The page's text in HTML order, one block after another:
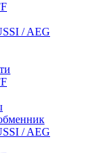
/ AEG
/ AEG